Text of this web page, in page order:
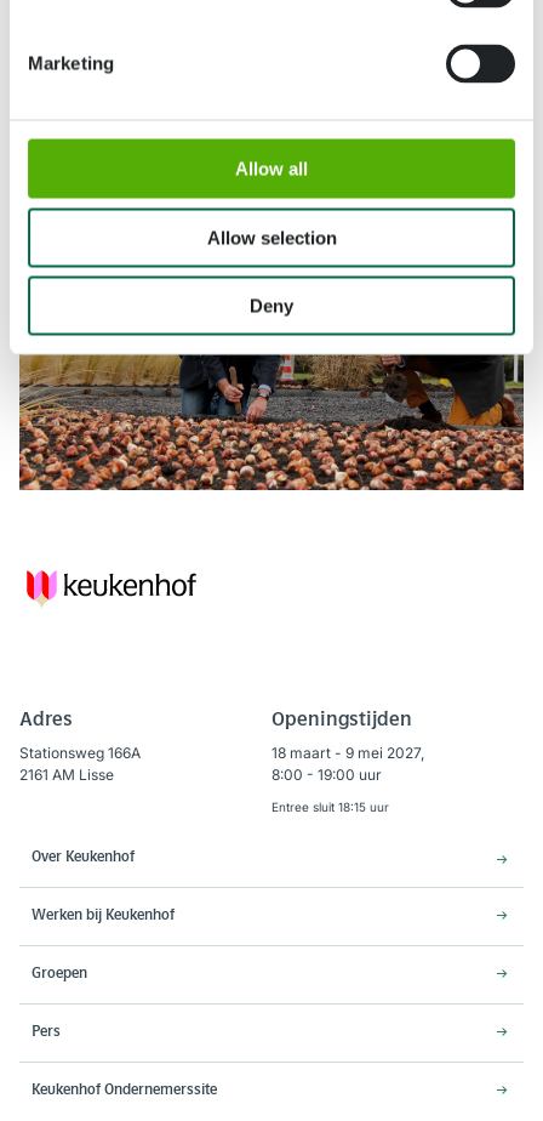
Marketing
Allow all
Allow selection
Deny
Adres
Stationsweg 166A
2161 AM Lisse
Openingstijden
18 maart - 9 mei 2027,
8:00 - 19:00 uur
Entree sluit 18:15 uur
Over Keukenhof
Werken bij Keukenhof
Groepen
Pers
Keukenhof Ondernemerssite